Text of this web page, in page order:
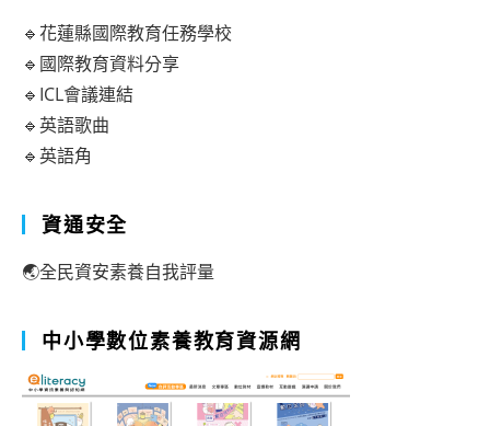
🔹花蓮縣國際教育任務學校
🔹國際教育資料分享
🔹ICL會議連結
🔹英語歌曲
🔹英語角
資通安全
🌏全民資安素養自我評量
中小學數位素養教育資源網